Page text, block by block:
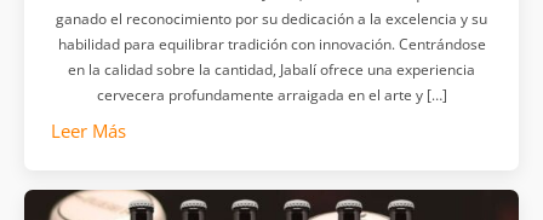
ganado el reconocimiento por su dedicación a la excelencia y su
habilidad para equilibrar tradición con innovación. Centrándose
en la calidad sobre la cantidad, Jabalí ofrece una experiencia
cervecera profundamente arraigada en el arte y […]
Leer Más